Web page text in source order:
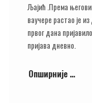
Љајић .Према
ваучере растао је
првог дана
пријава дневно.
Опширније …